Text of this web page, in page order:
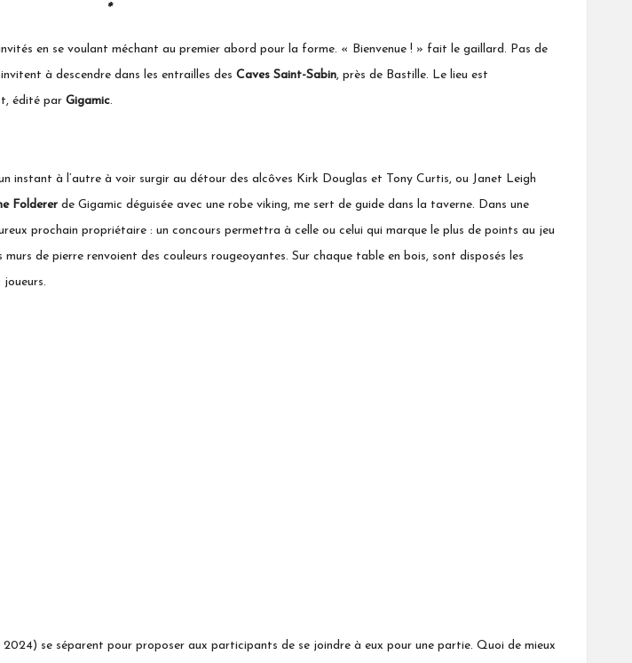
en se voulant méchant au premier abord pour la forme. « Bienvenue ! » fait le gaillard. Pas de
à descendre dans les entrailles des Caves Saint-Sabin, près de Bastille. Le lieu est
édité par Gigamic.
instant à l’autre à voir surgir au détour des alcôves Kirk Douglas et Tony Curtis, ou Janet Leigh
Folderer de Gigamic déguisée avec une robe viking, me sert de guide dans la taverne. Dans une
prochain propriétaire : un concours permettra à celle ou celui qui marque le plus de points au jeu
de pierre renvoient des couleurs rougeoyantes. Sur chaque table en bois, sont disposés les
joueurs.
se séparent pour proposer aux participants de se joindre à eux pour une partie. Quoi de mieux